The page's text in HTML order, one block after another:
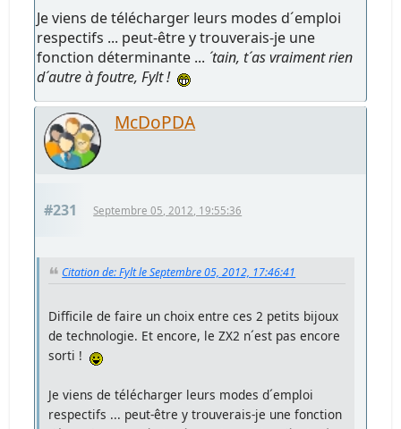
Je viens de télécharger leurs modes d´emploi
respectifs ... peut-être y trouverais-je une
fonction déterminante ... ´tain, t´as vraiment rien
d´autre à foutre, Fylt !
McDoPDA
#231 Septembre 05, 2012, 19:55:36
Citation de: Fylt le Septembre 05, 2012, 17:46:41
Difficile de faire un choix entre ces 2 petits bijoux
de technologie. Et encore, le ZX2 n´est pas encore
sorti !
Je viens de télécharger leurs modes d´emploi
respectifs ... peut-être y trouverais-je une fonction